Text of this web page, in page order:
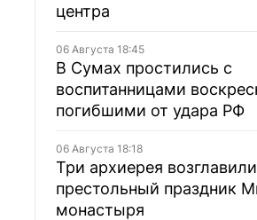
центра
06 Августа 18:45
В Сумах простились с
воспитанницами
погибшими от удара РФ
06 Августа 18:18
Три архиерея
престольный праздник
монастыря